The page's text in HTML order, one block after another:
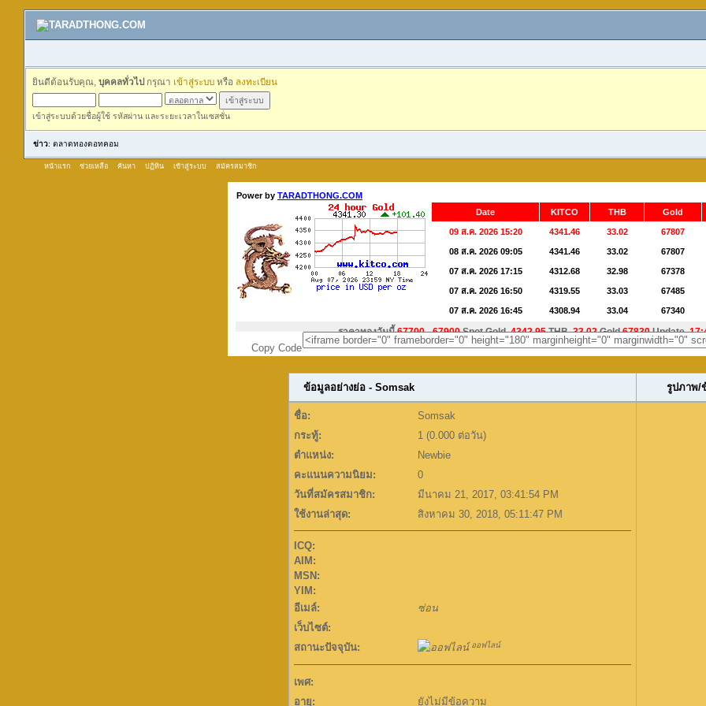
ยินดีต้อนรับคุณ, บุคคลทั่วไป กรุณา เข้าสู่ระบบ หรือ ลงทะเบียน
เข้าสู่ระบบด้วยชื่อผู้ใช้ รหัสผ่าน และระยะเวลาในเซสชั่น
ข่าว: ตลาดทองดอทคอม
หน้าแรก ช่วยเหลือ ค้นหา ปฏิทิน เข้าสู่ระบบ สมัครสมาชิก
Copy Code
ข้อมูลอย่างย่อ - Somsak รูปภาพ/
ชื่อ:
Somsak
กระทู้:
1 (0.000 ต่อวัน)
ตำแหน่ง:
Newbie
คะแนนความนิยม:
0
วันที่สมัครสมาชิก:
มีนาคม 21, 2017, 03:41:54 PM
ใช้งานล่าสุด:
สิงหาคม 30, 2018, 05:11:47 PM
ICQ:
AIM:
MSN:
YIM:
อีเมล์:
ซ่อน
เว็บไซต์:
สถานะปัจจุบัน:
ออฟไลน์
เพศ:
อายุ:
ยังไม่มีข้อความ